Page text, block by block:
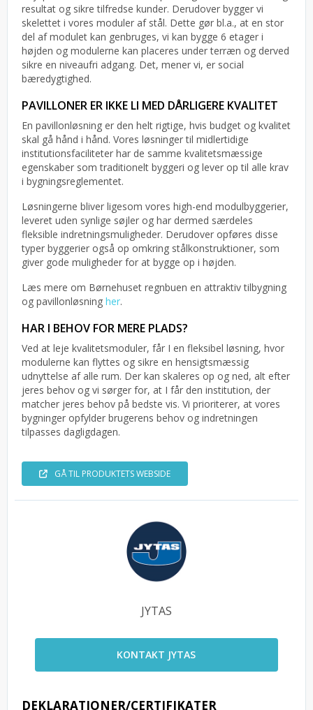
resultat og sikre tilfredse kunder. Derudover bygger vi
skelettet i vores moduler af stål. Dette gør bl.a., at en stor
del af modulet kan genbruges, vi kan bygge 6 etager i
højden og modulerne kan placeres under terræn og derved
sikre en niveaufri adgang. Det, mener vi, er social
bæredygtighed.
PAVILLONER ER IKKE LI MED DÅRLIGERE KVALITET
En pavillonløsning er den helt rigtige, hvis budget og kvalitet
skal gå hånd i hånd. Vores løsninger til midlertidige
institutionsfaciliteter har de samme kvalitetsmæssige
egenskaber som traditionelt byggeri og lever op til alle krav
i bygningsreglementet.
Løsningerne bliver ligesom vores high-end modulbyggerier,
leveret uden synlige søjler og har dermed særdeles
fleksible indretningsmuligheder. Derudover opføres disse
typer byggerier også op omkring stålkonstruktioner, som
giver gode muligheder for at bygge op i højden.
Læs mere om Børnehuset regnbuen en attraktiv tilbygning
og pavillonløsning her.
HAR I BEHOV FOR MERE PLADS?
Ved at leje kvalitetsmoduler, får I en fleksibel løsning, hvor
modulerne kan flyttes og sikre en hensigtsmæssig
udnyttelse af alle rum. Der kan skaleres op og ned, alt efter
jeres behov og vi sørger for, at I får den institution, der
matcher jeres behov på bedste vis. Vi prioriterer, at vores
bygninger opfylder brugerens behov og indretningen
tilpasses dagligdagen.
GÅ TIL PRODUKTETS WEBSIDE
JYTAS
KONTAKT JYTAS
DEKLARATIONER/CERTIFIKATER